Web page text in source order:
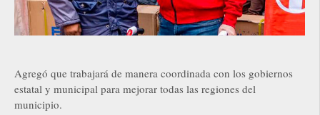
Agregó que trabajará de manera coordinada con los gobiernos
estatal y municipal para mejorar todas las regiones del
municipio.